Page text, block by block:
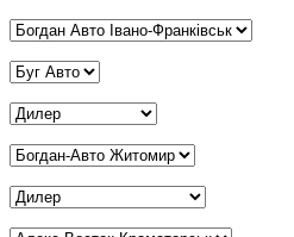
Дилер Івано-Франківськ*
Дилер Вінниця
Дилер Дніпро *
Дилер Житомир*
Дилер Запоріжжя